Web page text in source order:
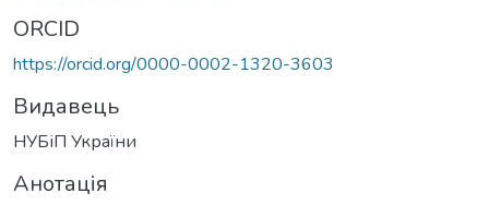
ORCID
https://orcid.org/0000-0002-1320-3603
Видавець
НУБіП України
Анотація